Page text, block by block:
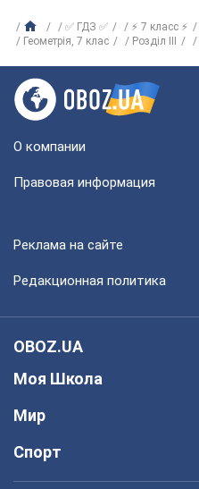
✅ ГДЗ ✅ ⚡ 7 класс ⚡
Геометрія, 7 клас
Розділ III
О компании
Правовая информация
Реклама на сайте
Редакционная политика
OBOZ.UA
Моя Школа
Мир
Спорт